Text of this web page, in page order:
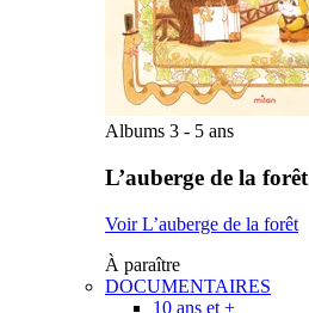
Albums 3 - 5 ans
L’auberge de la forêt
Voir L’auberge de la forêt
À paraître
DOCUMENTAIRES
10 ans et +